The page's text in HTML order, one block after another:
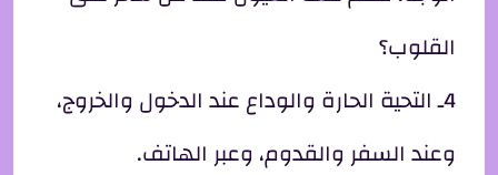
القلوب؟
4ـ التحية الحارة والوداع عند الدخول والخروج،
وعند السفر والقدوم، وعبر الهاتف.